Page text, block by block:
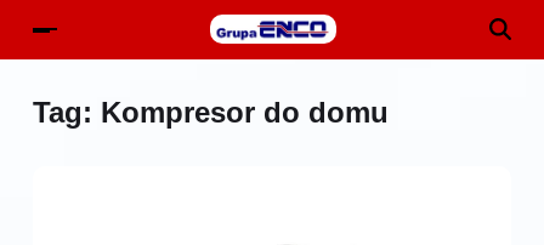
Tag: Kompresor do domu